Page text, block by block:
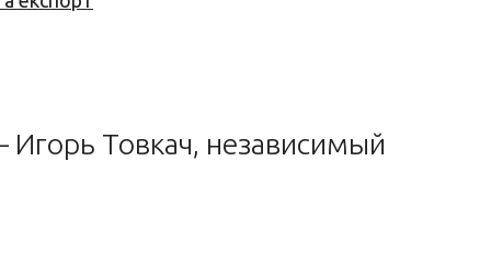
Игорь Товкач, независимый